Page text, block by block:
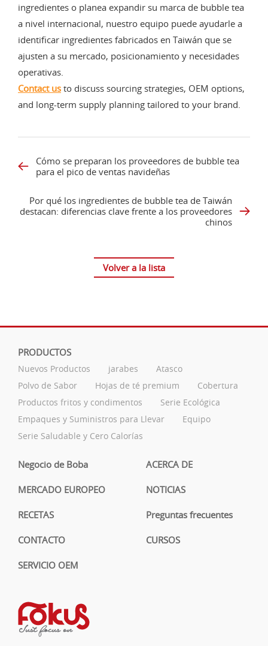
ingredientes o planea expandir su marca de bubble tea
a nivel internacional, nuestro equipo puede ayudarle a
identificar ingredientes fabricados en Taiwán que se
ajusten a su mercado, posicionamiento y necesidades
operativas.
Contact us to discuss sourcing strategies, OEM options,
and long-term supply planning tailored to your brand.
Cómo se preparan los proveedores de bubble tea
para el pico de ventas navideñas
Por qué los ingredientes de bubble tea de Taiwán
destacan: diferencias clave frente a los proveedores
chinos
Volver a la lista
PRODUCTOS
Nuevos Productos jarabes
Atasco
Polvo de Sabor
Hojas de té premium
Cobertura
Productos fritos y condimentos
Serie Ecológica
Empaques y Suministros para Llevar
Equipo
Serie Saludable y Cero Calorías
Negocio de Boba ACERCA DE
MERCADO EUROPEO NOTICIAS
RECETAS Preguntas frecuentes
CONTACTO CURSOS
SERVICIO OEM